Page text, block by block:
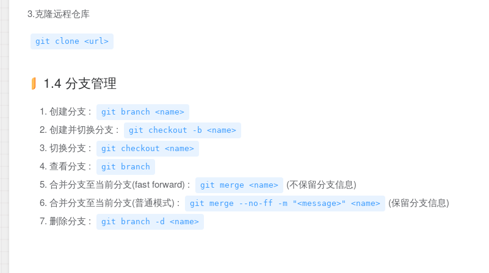
3.克隆远程仓库
git clone <url>
1.4 分支管理
创建分支 : git branch <name>
创建并切换分支 : git checkout -b <name>
切换分支 : git checkout <name>
查看分支 : git branch
合并分支至当前分支(fast forward) : git merge <name>
(不保留分支信息)
合并分支至当前分支(普通模式) :
git merge --no-ff -m "<message>" <name>
(保留分支信息)
删除分支 :
git branch -d <name>